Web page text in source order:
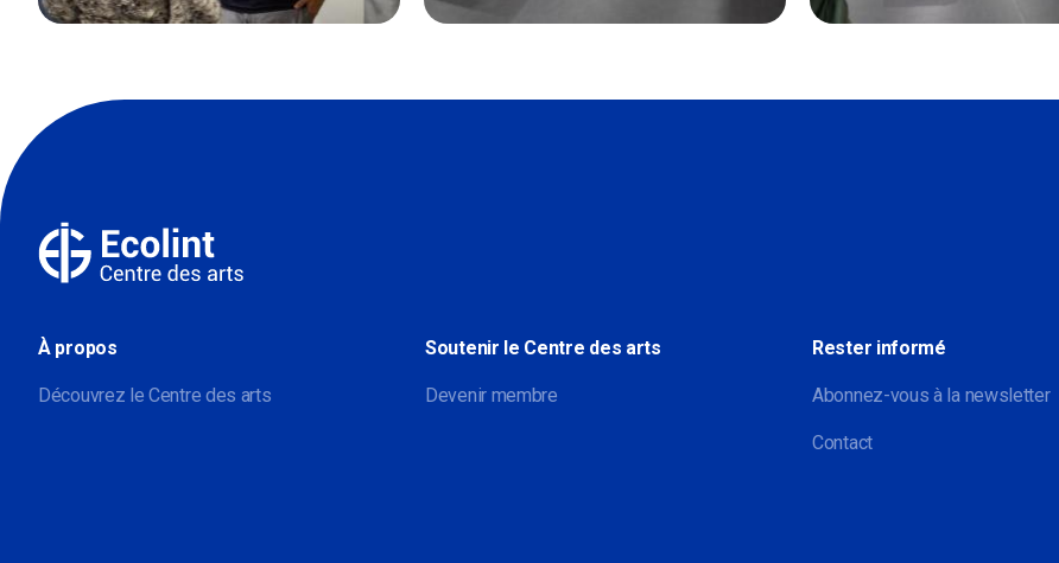
À propos
Découvrez le Centre des arts
Soutenir le Centre des arts
Devenir membre
Rester informé
Abonnez-vous à la newsletter
Contact